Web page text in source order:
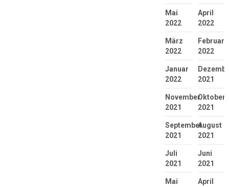
Mai
2022
April
2022
März
2022
Februar
2022
Januar
2022
2021
November
2021
Oktober
2021
September
2021
August
2021
Juli
2021
Juni
2021
Mai
April